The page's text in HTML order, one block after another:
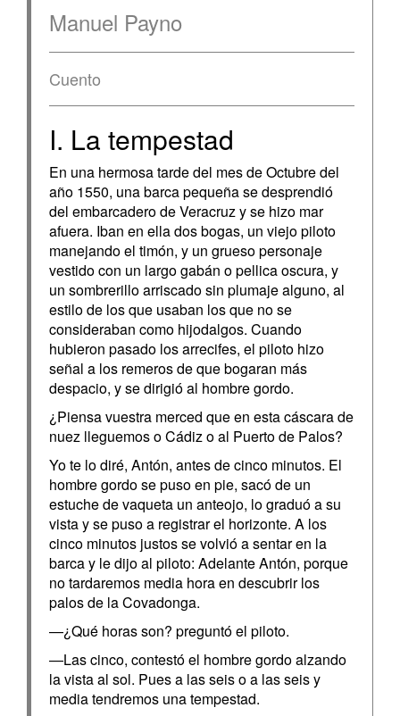
Manuel Payno
Cuento
I. La tempestad
En una hermosa tarde del mes de Octubre del
año 1550, una barca pequeña se desprendió
del embarcadero de Veracruz y se hizo mar
afuera. Iban en ella dos bogas, un viejo piloto
manejando el timón, y un grueso personaje
vestido con un largo gabán o pellica oscura, y
un sombrerillo arriscado sin plumaje alguno, al
estilo de los que usaban los que no se
consideraban como hijodalgos. Cuando
hubieron pasado los arrecifes, el piloto hizo
señal a los remeros de que bogaran más
despacio, y se dirigió al hombre gordo.
¿Piensa vuestra merced que en esta cáscara de
nuez lleguemos o Cádiz o al Puerto de Palos?
Yo te lo diré, Antón, antes de cinco minutos. El
hombre gordo se puso en pie, sacó de un
estuche de vaqueta un anteojo, lo graduó a su
vista y se puso a registrar el horizonte. A los
cinco minutos justos se volvió a sentar en la
barca y le dijo al piloto: Adelante Antón, porque
no tardaremos media hora en descubrir los
palos de la Covadonga.
—¿Qué horas son? preguntó el piloto.
—Las cinco, contestó el hombre gordo alzando
la vista al sol. Pues a las seis o a las seis y
media tendremos una tempestad.